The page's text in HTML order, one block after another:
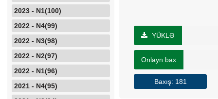
2023 - N1(100)
2022 - N4(99)
2022 - N3(98)
2022 - N2(97)
2022 - N1(96)
2021 - N4(95)
YÜKLƏ
Onlayn bax
Baxış: 181